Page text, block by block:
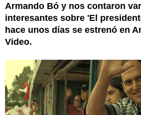
Armando Bó y nos contaron
interesantes sobre 'El
hace unos días se estrenó en
Video.